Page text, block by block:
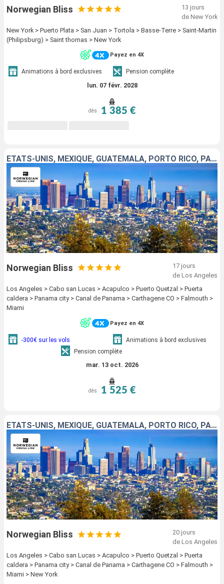
Norwegian Bliss
13 jours
de New York
New York > Puerto Plata > San Juan > Tortola > Basse-Terre > Saint-Martin
(Philipsburg) > Saint thomas > New York
Payez en 4X
Animations à bord exclusives Pension complète
lun. 07 févr. 2028
dès 1 385 €
ÉTATS-UNIS, MEXIQUE, GUATEMALA, PORTO RICO, PANAMA, COLOMBIE, JAMAÏQUE
Norwegian Bliss
17 jours
de Los Angeles
Los Angeles > Cabo san Lucas > Acapulco > Puerto Quetzal > Puerta
caldera > Panama city > Canal de Panama > Carthagene CO > Falmouth >
Miami
Payez en 4X
-300€ sur les vols
Animations à bord exclusives
Pension complète
mar. 13 oct. 2026
dès 1 525 €
ÉTATS-UNIS, MEXIQUE, GUATEMALA, PORTO RICO, PANAMA, COLOMBIE, JAMAÏQUE
Norwegian Bliss
20 jours
de Los Angeles
Los Angeles > Cabo san Lucas > Acapulco > Puerto Quetzal > Puerta
caldera > Panama city > Canal de Panama > Carthagene CO > Falmouth >
Miami > New York